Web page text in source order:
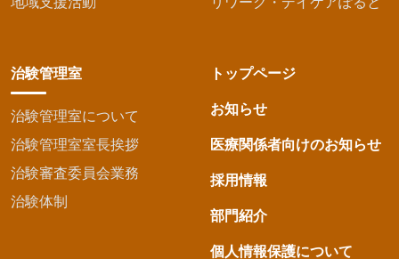
治験管理室
治験管理室について
治験管理室室長挨拶
治験審査委員会業務
治験体制
トップページ
お知らせ
医療関係者向けのお知らせ
採用情報
部門紹介
個人情報保護について